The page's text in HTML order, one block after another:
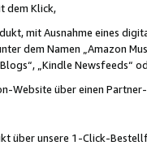
dem Klick,
mit Ausnahme eines
dem Namen „Amazon
„Kindle Newsfeeds“
Website über einen
über unsere 1-Click-